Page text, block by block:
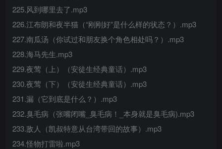
225.风到哪里去了.mp3
226.江布朗和夜半猫（“刚刚好”是什么样的状态？）.mp3
227.南瓜汤（你试过和朋友换个角色相处吗？）.mp3
228.海马先生.mp3
229.夜莺（上）（安徒生经典童话）.mp3
230.夜莺（下）（安徒生经典童话）.mp3
231.漏（它到底是什么？）.mp3
232.臭毛病（张嘴闭嘴_臭毛病！_本身就是臭毛病).mp3
233.敌人（凯叔特意从台湾带回的故事）.mp3
234.怪物打雷啦.mp3